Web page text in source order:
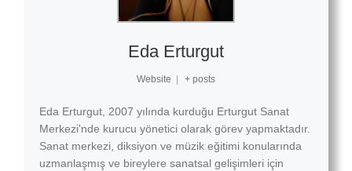
Eda Erturgut
Website + posts
Eda Erturgut, 2007 yılında kurduğu Erturgut Sanat
Merkezi'nde kurucu yönetici olarak görev yapmaktadır.
Sanat merkezi, diksiyon ve müzik eğitimi konularında
uzmanlaşmış ve bireylere sanatsal gelişimleri için